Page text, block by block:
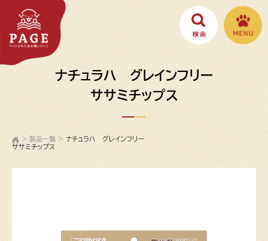
ナチュラハ グレインフリー
ササミチップス
> 製品一覧 > ナチュラハ グレインフリー
ササミチップス